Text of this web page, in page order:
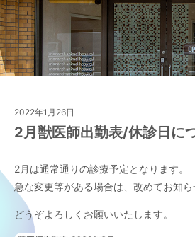
2022年1月26日
2月獣医師出勤表/休診日に
2月は通常通りの診療予定となります。
急な変更等がある場合は、改めてお知ら
どうぞよろしくお願いいたします。